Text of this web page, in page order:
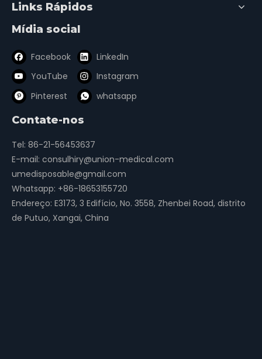
Links Rápidos
Mídia social
Facebook
LinkedIn
YouTube
Instagram
Pinterest
whatsapp
Contate-nos
Tel: 86-21-56453637
E-mail: consulhiry@union-medical.com
umedisposable@gmail.com
Whatsapp: +86-18653155720
Endereço: E3173, 3 Edifício, No. 3558, Zhenbei Road, distrito
de Putuo, Xangai, China